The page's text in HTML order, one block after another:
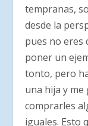
tempranas,
desde la
pues no eres
poner un
tonto, pero
una hija y
comprarles
iguales. Esto